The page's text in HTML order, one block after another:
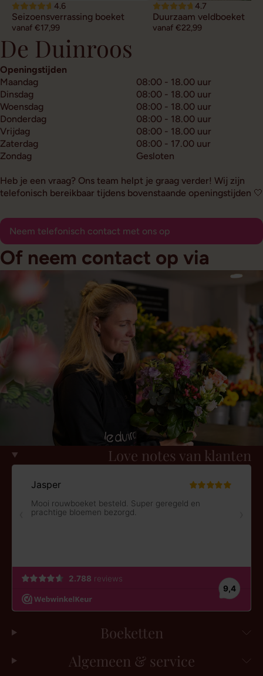
4.6
Seizoensverrassing boeket
vanaf €17,99
4.7
Duurzaam veldboeket
vanaf €22,99
De Duinroos
Openingstijden
Maandag
Dinsdag
Woensdag
Donderdag
Vrijdag
Zaterdag
Zondag
08:00 - 18.00 uur
08:00 - 18.00 uur
08:00 - 18.00 uur
08:00 - 18.00 uur
08:00 - 18.00 uur
08:00 - 17.00 uur
Gesloten
Heb je een vraag? Ons team helpt je graag verder! Wij zijn
telefonisch bereikbaar tijdens bovenstaande openingstijden 🤍
Neem telefonisch contact met ons op
Of neem contact op via
Love notes van klanten
Boeketten
Algemeen & service